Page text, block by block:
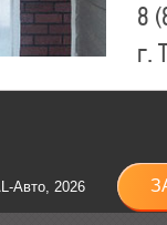
8
г.
8
Авто, 2026